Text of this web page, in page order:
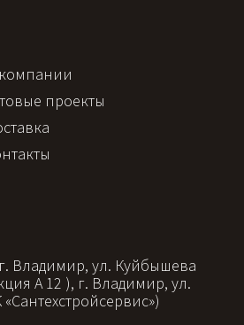
проекты
г. Владимир, ул. Куйбышева
А 12 ), г. Владимир, ул.